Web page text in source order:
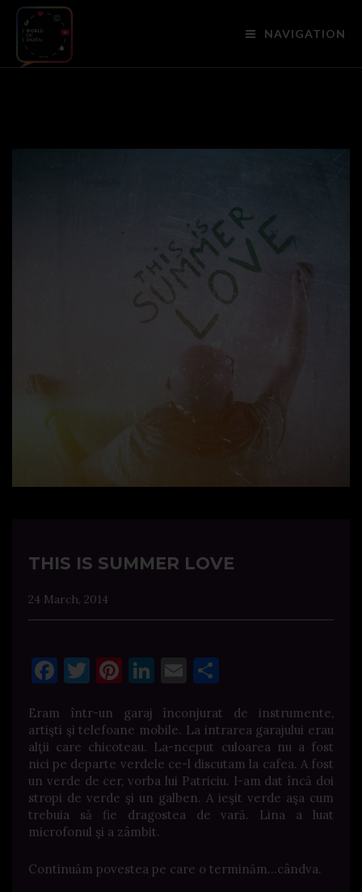
NAVIGATION
THIS IS SUMMER LOVE
24 March, 2014
Facebook
Twitter
Pinterest
LinkedIn
Email
Eram într-un garaj înconjurat de instrumente,
artişti şi telefoane mobile. La intrarea garajului erau
alţii care chicoteau. La-nceput culoarea nu a fost
nici pe departe verdele ce-l discutam la cafea. A fost
un verde de cer, vorba lui Patriciu. I-am dat încă doi
stropi de verde şi un galben. A ieşit verde aşa cum
trebuia să fie dragostea de vară. Lina a luat
microfonul şi a zâmbit.
Continuăm povestea pe care o terminăm…cândva.